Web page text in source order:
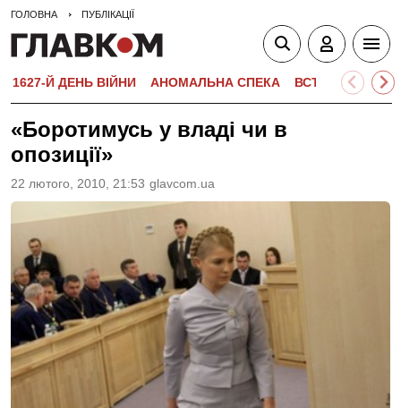
ГОЛОВНА ПУБЛІКАЦІЇ
1627-Й ДЕНЬ ВІЙНИ АНОМАЛЬНА СПЕКА ВСТУПНА
«Боротимусь у владі чи в
опозиції»
22 лютого, 2010, 21:53 glavcom.ua